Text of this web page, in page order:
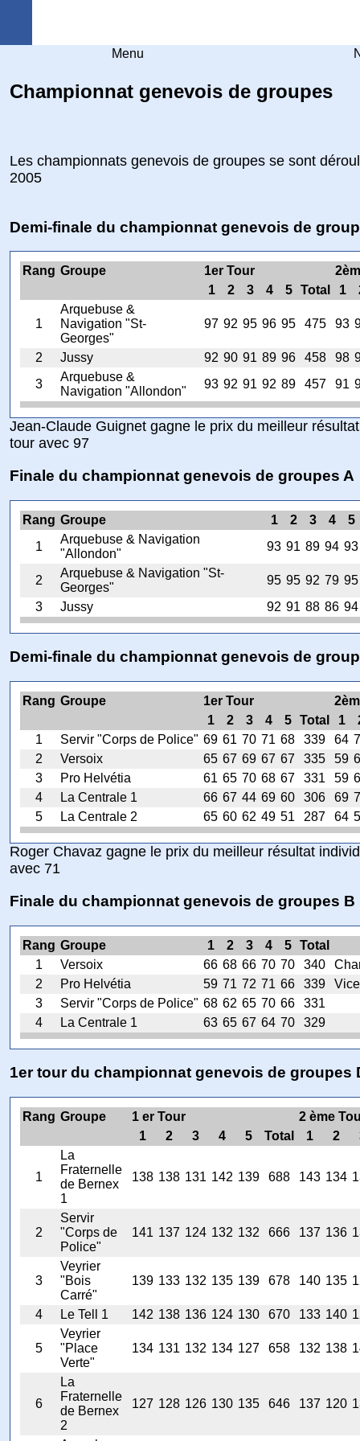
Menu
Championnat genevois de groupes
Les championnats genevois de groupes se sont
2005
Demi-finale du championnat genevois de
Rang Groupe 1er Tour
1
2 3 4 5 Total 1
1
Arquebuse &
Navigation "St-
Georges"
97 92 95 96 95 475 93
2 Jussy 92 90 91 89 96 458 98
3
Arquebuse &
Navigation "Allondon"
93 92 91 92 89 457 91
Jean-Claude Guignet gagne le prix du meilleur
tour avec 97
Finale du championnat genevois de groupes A
Rang Groupe 1 2 3 4
5
1
Arquebuse & Navigation
"Allondon"
93 91 89 94 93
2
Arquebuse & Navigation "St-
Georges"
95 95 92 79 95
3
Jussy 92 91 88 86 94
Demi-finale du championnat genevois de
Rang Groupe 1er Tour
1
2 3 4 5 Total 1
1
Servir "Corps de Police" 69 61 70 71 68 339 64
2
Versoix 65 67 69 67 67 335 59
3
Pro Helvétia 61 65 70 68 67 331 59
4
La Centrale 1 66 67 44 69 60 306 69
5
La Centrale 2 65 60 62 49 51 287 64
Roger Chavaz gagne le prix du meilleur résultat
avec 71
Finale du championnat genevois de groupes B
Rang Groupe 1 2 3 4 5
Total
1
Versoix 66 68 66 70 70 340
2
Pro Helvétia 59 71 72 71 66 339
3
Servir "Corps de Police" 68 62 65 70 66
331
4
La Centrale 1 63 65 67 64 70 329
1er tour du championnat genevois de groupes
Rang Groupe 1 er Tour
2 ème
1
2 3 4 5 Total 1 2
1
La
Fraternelle
de Bernex
1
138 138 131 142 139 688 143 134
2
Servir
"Corps de
Police"
141 137 124 132 132 666 137 136
3
Veyrier
"Bois
Carré"
139 133 132 135 139 678 140 135
4 Le Tell 1 142 138 136 124 130 670 133 140
5
Veyrier
"Place
Verte"
134 131 132 134 127 658 132 138
6
La
Fraternelle
de Bernex
2
127 128 126 130 135 646 137 120